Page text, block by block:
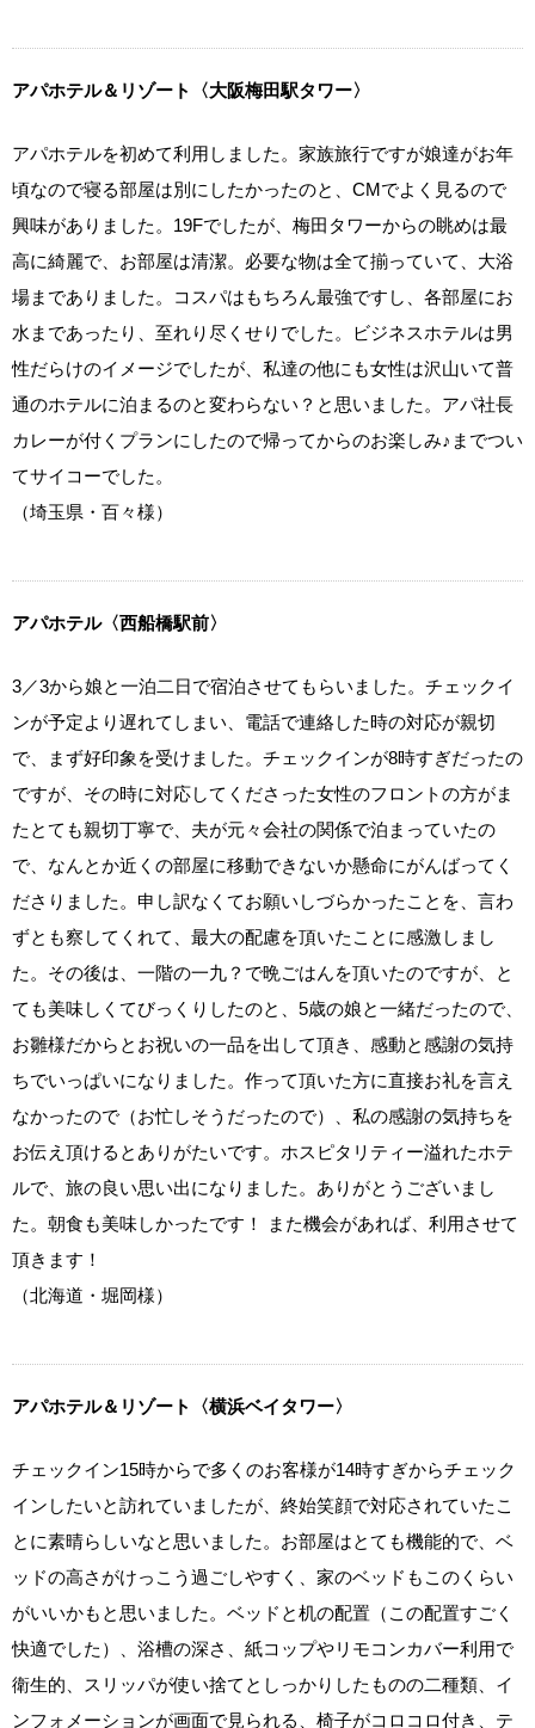
アパホテル＆リゾート〈大阪梅田駅タワー〉
アパホテルを初めて利用しました。家族旅行ですが娘達がお年
頃なので寝る部屋は別にしたかったのと、CMでよく見るので
興味がありました。19Fでしたが、梅田タワーからの眺めは最
高に綺麗で、お部屋は清潔。必要な物は全て揃っていて、大浴
場までありました。コスパはもちろん最強ですし、各部屋にお
水まであったり、至れり尽くせりでした。ビジネスホテルは男
性だらけのイメージでしたが、私達の他にも女性は沢山いて普
通のホテルに泊まるのと変わらない？と思いました。アパ社長
カレーが付くプランにしたので帰ってからのお楽しみ♪までつい
てサイコーでした。
（埼玉県・百々様）
アパホテル〈西船橋駅前〉
3／3から娘と一泊二日で宿泊させてもらいました。チェックイ
ンが予定より遅れてしまい、電話で連絡した時の対応が親切
で、まず好印象を受けました。チェックインが8時すぎだったの
ですが、その時に対応してくださった女性のフロントの方がま
たとても親切丁寧で、夫が元々会社の関係で泊まっていたの
で、なんとか近くの部屋に移動できないか懸命にがんばってく
ださりました。申し訳なくてお願いしづらかったことを、言わ
ずとも察してくれて、最大の配慮を頂いたことに感激しまし
た。その後は、一階の一九？で晩ごはんを頂いたのですが、と
ても美味しくてびっくりしたのと、5歳の娘と一緒だったので、
お雛様だからとお祝いの一品を出して頂き、感動と感謝の気持
ちでいっぱいになりました。作って頂いた方に直接お礼を言え
なかったので（お忙しそうだったので）、私の感謝の気持ちを
お伝え頂けるとありがたいです。ホスピタリティー溢れたホテ
ルで、旅の良い思い出になりました。ありがとうございまし
た。朝食も美味しかったです！ また機会があれば、利用させて
頂きます！
（北海道・堀岡様）
アパホテル＆リゾート〈横浜ベイタワー〉
チェックイン15時からで多くのお客様が14時すぎからチェック
インしたいと訪れていましたが、終始笑顔で対応されていたこ
とに素晴らしいなと思いました。お部屋はとても機能的で、ベ
ッドの高さがけっこう過ごしやすく、家のベッドもこのくらい
がいいかもと思いました。ベッドと机の配置（この配置すごく
快適でした）、浴槽の深さ、紙コップやリモコンカバー利用で
衛生的、スリッパが使い捨てとしっかりしたものの二種類、イ
ンフォメーションが画面で見られる、椅子がコロコロ付き、テ